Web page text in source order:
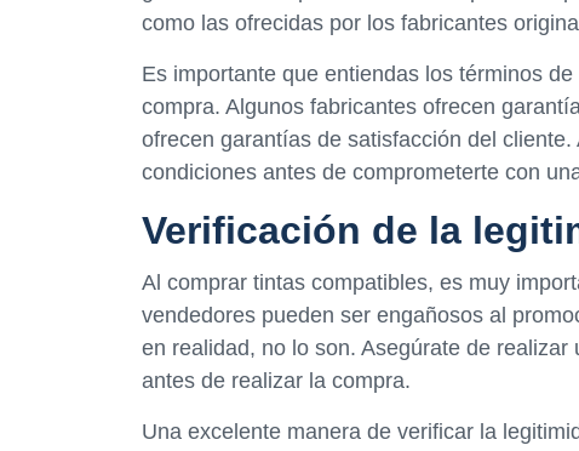
como las ofrecidas por los fabricantes
Es importante que entiendas los términos
compra. Algunos fabricantes ofrecen
ofrecen garantías de satisfacción del
condiciones antes de comprometerte con
Verificación de la
Al comprar tintas compatibles, es muy
vendedores pueden ser engañosos al
en realidad, no lo son. Asegúrate de
antes de realizar la compra.
Una excelente manera de verificar la